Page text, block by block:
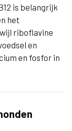
is belangrijk
het
riboflavine
en
en fosfor in